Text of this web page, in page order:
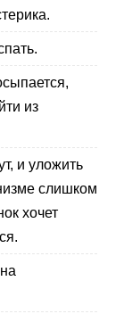
из
и уложить
слишком
хочет